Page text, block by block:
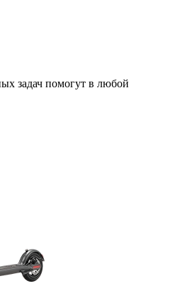
задач помогут в любой